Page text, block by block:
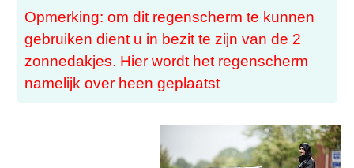
Opmerking: om dit regenscherm te kunnen
gebruiken dient u in bezit te zijn van de 2
zonnedakjes. Hier wordt het regenscherm
namelijk over heen geplaatst